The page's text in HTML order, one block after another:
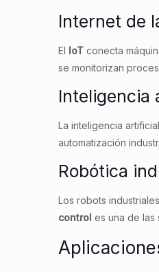
Internet de
El IoT conecta
se monitorizan
Inteligencia
La inteligencia
automatización
Robótica
Los robots
control es una de las